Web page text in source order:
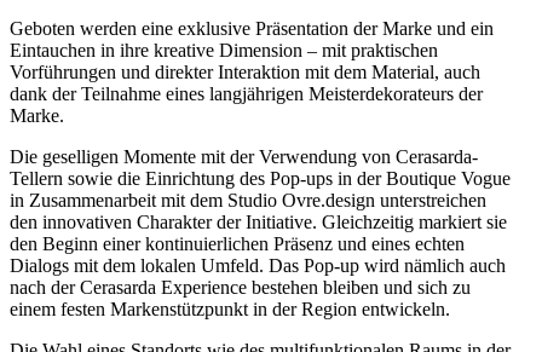
Geboten werden eine exklusive Präsentation der Marke und ein
Eintauchen in ihre kreative Dimension – mit praktischen
Vorführungen und direkter Interaktion mit dem Material, auch
dank der Teilnahme eines langjährigen Meisterdekorateurs der
Marke.
Die geselligen Momente mit der Verwendung von Cerasarda-
Tellern sowie die Einrichtung des Pop-ups in der Boutique Vogue
in Zusammenarbeit mit dem Studio Ovre.design unterstreichen
den innovativen Charakter der Initiative. Gleichzeitig markiert sie
den Beginn einer kontinuierlichen Präsenz und eines echten
Dialogs mit dem lokalen Umfeld. Das Pop-up wird nämlich auch
nach der Cerasarda Experience bestehen bleiben und sich zu
einem festen Markenstützpunkt in der Region entwickeln.